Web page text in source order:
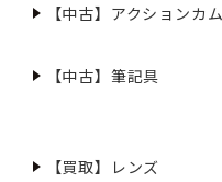
【中古】アクションカム
【中古】筆記具
【買取】レンズ